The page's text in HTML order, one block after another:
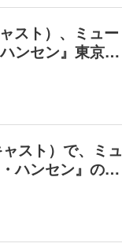
スト）、ミュー
ンセン』東京…
スト）で、ミュ
ハンセン』の…